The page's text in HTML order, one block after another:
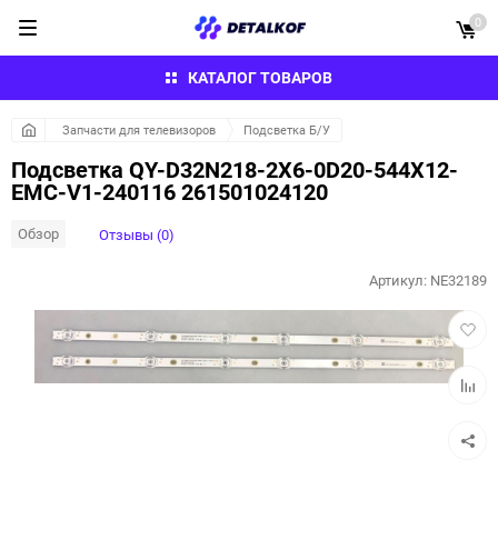
КАТАЛОГ ТОВАРОВ
0
Запчасти для телевизоров Подсветка Б/У
Подсветка QY-D32N218-2X6-0D20-544X12-
EMC-V1-240116 261501024120
Обзор Отзывы (0)
в
Артикул: NE32189